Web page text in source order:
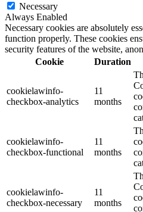
Necessary
Always Enabled
Necessary cookies are absolutely
function properly. These cookies
security features of the website,
Cookie
Duration
cookielawinfo-
checkbox-analytics
11
months
cookielawinfo-
checkbox-functional
11
months
cookielawinfo-
checkbox-necessary
11
months